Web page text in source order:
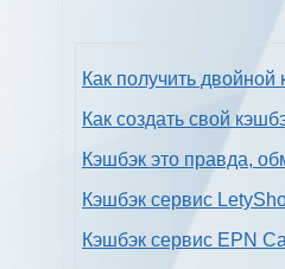
Как получить
Как создать свой
Кэшбэк это правда,
Кэшбэк сервис
Кэшбэк сервис EPN